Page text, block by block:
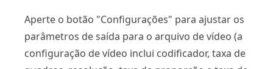
Aperte o botão "Configurações" para ajustar os
parâmetros de saída para o arquivo de vídeo (a
configuração de vídeo inclui codificador, taxa de